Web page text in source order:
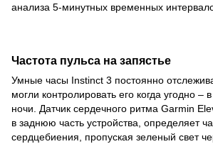
анализа 5-минутных временных
Частота пульса на запястье
Умные часы Instinct 3 постоянно
могли контролировать его когда угодно –
ночи. Датчик сердечного ритма Garmin
в заднюю часть устройства, определяет
сердцебиения, пропуская зеленый свет